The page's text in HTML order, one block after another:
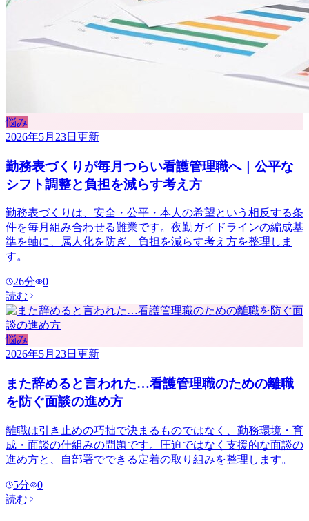
悩み
2026年5月23日 更新
勤務表づくりが毎月つらい看護管理職へ｜公平な
シフト調整と負担を減らす考え方
勤務表づくりは、安全・公平・本人の希望という相反する条
件を毎月組み合わせる難業です。夜勤ガイドラインの編成基
準を軸に、属人化を防ぎ、負担を減らす考え方を整理しま
す。
26分
0
読む
悩み
2026年5月23日 更新
また辞めると言われた…看護管理職のための離職
を防ぐ面談の進め方
離職は引き止めの巧拙で決まるものではなく、勤務環境・育
成・面談の仕組みの問題です。圧迫ではなく支援的な面談の
進め方と、自部署でできる定着の取り組みを整理します。
5分
0
読む